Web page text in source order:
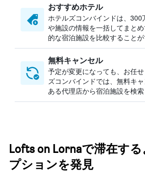
おすすめホテル
ホテルズコンバインドは、300
や施設の情報を一括してまと
的な宿泊施設を比較することが
無料キャンセル
予定が変更になっても、お任
ズコンバインドでは、無料キ
ある代理店から宿泊施設を検
Lofts on Lornaで滞在す
プションを発見